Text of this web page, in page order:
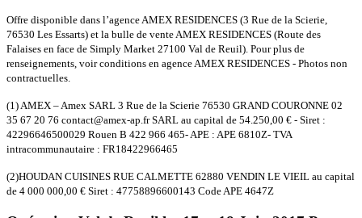
Offre disponible dans l’agence AMEX RESIDENCES (3 Rue de la Scierie,
76530 Les Essarts) et la bulle de vente AMEX RESIDENCES (Route des
Falaises en face de Simply Market 27100 Val de Reuil). Pour plus de
renseignements, voir conditions en agence AMEX RESIDENCES - Photos non
contractuelles.
(1) AMEX – Amex SARL 3 Rue de la Scierie 76530 GRAND COURONNE 02
35 67 20 76 contact@amex-ap.fr SARL au capital de 54.250,00 € - Siret :
42296646500029 Rouen B 422 966 465- APE : APE 6810Z- TVA
intracommunautaire : FR18422966465
(2)HOUDAN CUISINES RUE CALMETTE 62880 VENDIN LE VIEIL au capital
de 4 000 000,00 € Siret : 47758896600143 Code APE 4647Z